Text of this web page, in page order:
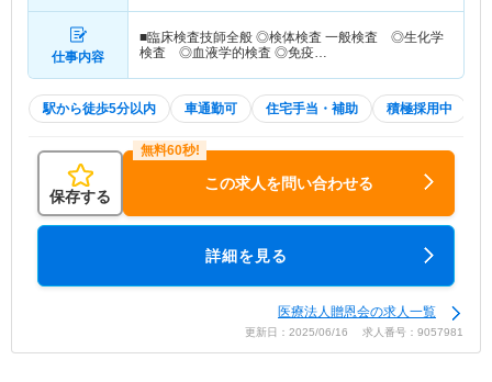
仕事内容
■臨床検査技師全般 ◎検体検査 一般検査 ◎生化学
検査 ◎血液学的検査 ◎免疫…
駅から徒歩5分以内 車通勤可 住宅手当・補助 積極採用中
保存する
この求人を問い合わせる
詳細を見る
医療法人贈恩会の求人一覧
更新日：2025/06/16 求人番号：9057981